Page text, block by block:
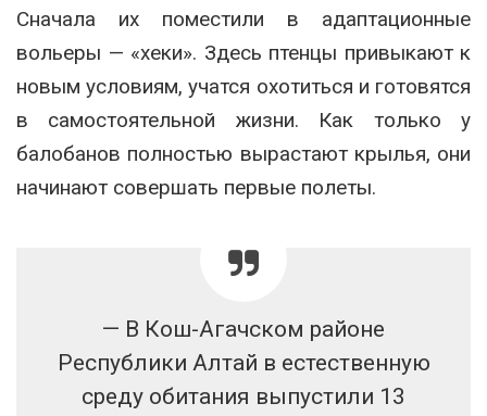
Сначала их поместили в адаптационные
вольеры — «хеки». Здесь птенцы привыкают к
новым условиям, учатся охотиться и готовятся
в самостоятельной жизни. Как только у
балобанов полностью вырастают крылья, они
начинают совершать первые полеты.
— В Кош-Агачском районе
Республики Алтай в естественную
среду обитания выпустили 13